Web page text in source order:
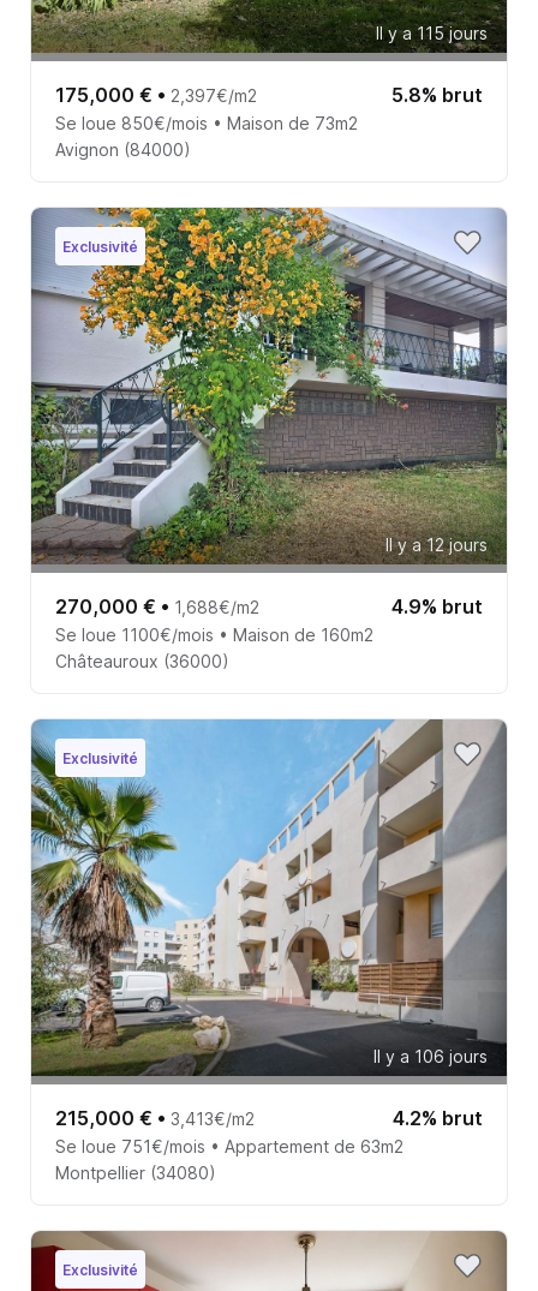
Il y a 115 jours
175,000 € • 2,397€/m2 5.8% brut
Se loue 850€/mois • Maison de 73m2
Avignon (84000)
Exclusivité
Il y a 12 jours
270,000 € • 1,688€/m2 4.9% brut
Se loue 1100€/mois • Maison de 160m2
Châteauroux (36000)
Exclusivité
Il y a 106 jours
215,000 € • 3,413€/m2 4.2% brut
Se loue 751€/mois • Appartement de 63m2
Montpellier (34080)
Exclusivité